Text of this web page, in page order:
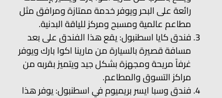
رائعة على البحر ويوفر خدمة ممتازة ومرافق مثل
مطاعم عالمية ومسبح ومركز للياقة البدنية.
فندق كايا اسطنبول: يقع هذا الفندق على بعد
مسافة قصيرة بالسيارة من مارينا اكوا بارك ويوفر
غرفاً مريحة ومجهزة بشكل جيد ويتميز بقربه من
مراكز التسوق والمطاعم.
فندق وسبا ايسر بريميوم في اسطنبول: يوفر هذا